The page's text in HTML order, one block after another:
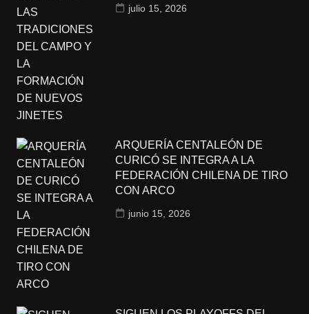
julio 15, 2026
ARQUERÍA CENTALEÓN DE
CURICÓ SE INTEGRA A LA
FEDERACIÓN CHILENA DE TIRO
CON ARCO
junio 15, 2026